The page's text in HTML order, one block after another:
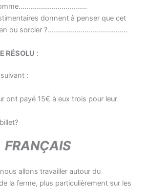
donnent à penser que cet
ou sorcier ?…………………………………..
RÉSOLU :
:
ont payé 15€ à eux trois pour leur
FRANÇAIS
allons travailler autour du
la ferme, plus particulièrement sur les